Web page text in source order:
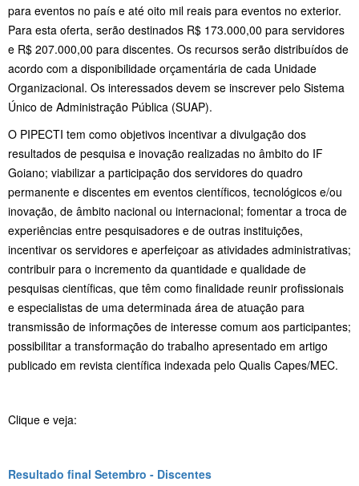
para eventos no país e até oito mil reais para eventos no exterior.
Para esta oferta, serão destinados R$ 173.000,00 para servidores
e R$ 207.000,00 para discentes. Os recursos serão distribuídos de
acordo com a disponibilidade orçamentária de cada Unidade
Organizacional. Os interessados devem se inscrever pelo Sistema
Único de Administração Pública (SUAP).
O PIPECTI tem como objetivos incentivar a divulgação dos
resultados de pesquisa e inovação realizadas no âmbito do IF
Goiano; viabilizar a participação dos servidores do quadro
permanente e discentes em eventos científicos, tecnológicos e/ou
inovação, de âmbito nacional ou internacional; fomentar a troca de
experiências entre pesquisadores e de outras instituições,
incentivar os servidores e aperfeiçoar as atividades administrativas;
contribuir para o incremento da quantidade e qualidade de
pesquisas científicas, que têm como finalidade reunir profissionais
e especialistas de uma determinada área de atuação para
transmissão de informações de interesse comum aos participantes;
possibilitar a transformação do trabalho apresentado em artigo
publicado em revista científica indexada pelo Qualis Capes/MEC.
Clique e veja:
Resultado final Setembro - Discentes